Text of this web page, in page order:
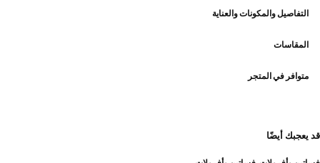
التفاصيل والمكونات والعناية
المقاسات
متوافر في المتجر
قد يعجبك أيضًا